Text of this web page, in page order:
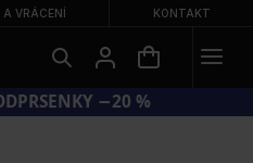
A VRÁCENÍ KONTAKT
−20 %